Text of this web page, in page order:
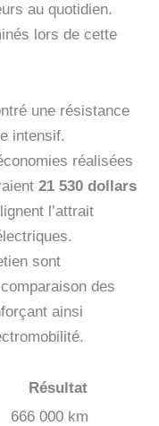
au quotidien.
lors de cette
une résistance
intensif.
réalisées
21 530 dollars
l’attrait
sont
des
ainsi
Résultat
666 000 km